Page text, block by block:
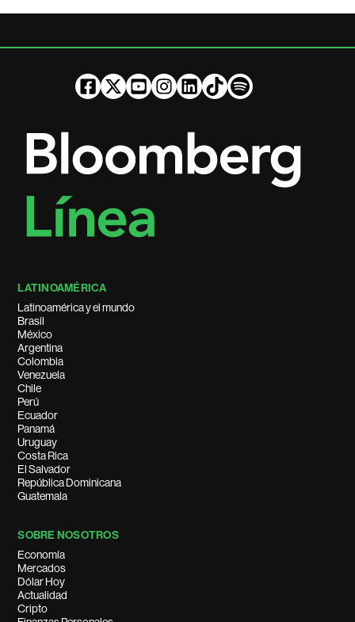
LATINOAMÉRICA
Latinoamérica y el mundo
Brasil
México
Argentina
Colombia
Venezuela
Chile
Perú
Ecuador
Panamá
Uruguay
Costa Rica
El Salvador
República Dominicana
Guatemala
SOBRE NOSOTROS
Economía
Mercados
Dólar Hoy
Actualidad
Cripto